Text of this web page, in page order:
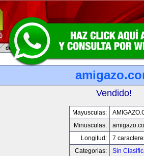
Vendido!
Mayusculas:
Minusculas:
Longitud:
7
Categorias:
Sin